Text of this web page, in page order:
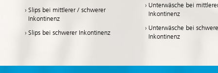
Slips bei mittlerer / schwerer
Inkontinenz
Slips bei schwerer Inkontinenz
Unterwäsche bei
Inkontinenz
Unterwäsche bei
Inkontinenz